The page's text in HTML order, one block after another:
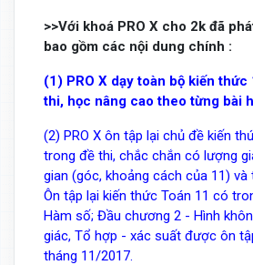
>>Với khoá PRO X cho 2k đã
bao gồm các nội dung chính :
(1) PRO X dạy toàn bộ kiến
thi, học nâng cao theo từng bài
(2) PRO X ôn tập lại chủ đề kiến
trong đề thi, chắc chắn có lượng
gian (góc, khoảng cách của 11)
Ôn tập lại kiến thức Toán 11 có
Hàm số; Đầu chương 2 - Hình
giác, Tổ hợp - xác suất được ôn
tháng 11/2017.